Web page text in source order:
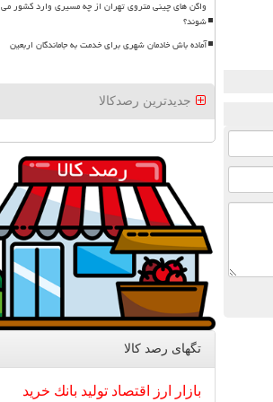
واگن های چینی متروی تهران از چه مسیری وارد کشور می
شوند؟
آماده باش خادمان شهری برای خدمت به جاماندگان اربعین
جدیدترین رصدکالا
تگهای رصد كالا
بازار ارز اقتصاد تولید بانك خرید